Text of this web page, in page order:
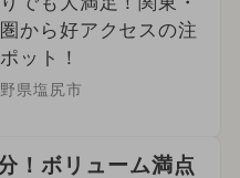
から好アクセスの注
ット！
県塩尻市
！ボリューム満点